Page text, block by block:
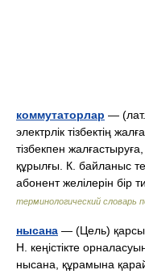
коммутаторлар —
электрлік тізбектің
тізбекпен
құрылғы. К. байланыс
абонент желілерін бір
терминологический словарь
нысана — (Цель)
Н. кеңістікте
нысана, құрамына